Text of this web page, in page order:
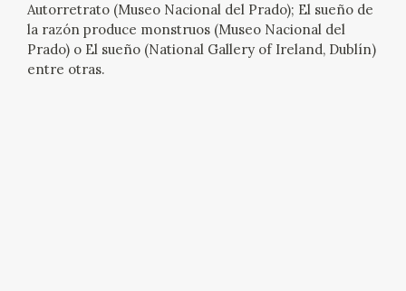
FICHAS ARASAAC
Autorretrato (Museo Nacional del Prado); El sueño de
la razón produce monstruos (Museo Nacional del
Prado) o El sueño (National Gallery of Ireland, Dublín)
entre otras.